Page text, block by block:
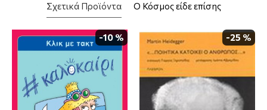
βοσκής, είναι -δε χωρά αμφιβολία-μια χώρα σε
Σχετικά Προϊόντα Ο Κόσμος είδε επίσης
-10 % -25 %